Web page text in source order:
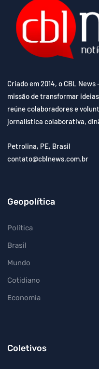
Criado em 2014, o CBL
missão de transformar
reúne colaboradores e
jornalística colaborativa,
Petrolina, PE, Brasil
contato@cblnews.com.br
Geopolítica
Política
Brasil
Mundo
Cotidiano
Economia
Coletivos